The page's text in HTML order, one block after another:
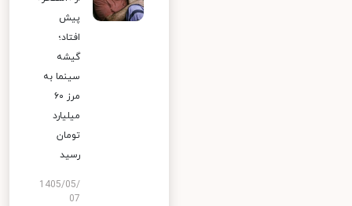
پیش
افتاد؛
گیشه
سینما به
مرز ۶۰
میلیارد
تومان
رسید
1405/05/
07